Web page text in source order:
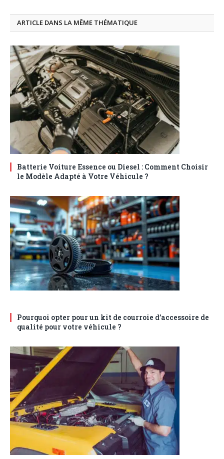
ARTICLE DANS LA MÊME THÉMATIQUE
Batterie Voiture Essence ou Diesel : Comment Choisir
le Modèle Adapté à Votre Véhicule ?
Pourquoi opter pour un kit de courroie d’accessoire de
qualité pour votre véhicule ?